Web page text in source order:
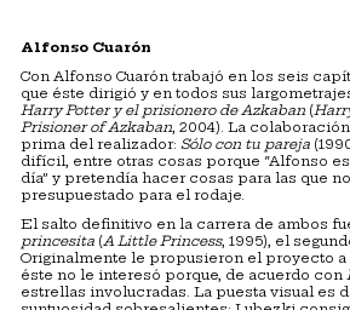
Alfonso Cuarón
Con Alfonso Cuarón trabajó en los seis
que éste dirigió y en todos sus
Harry Potter y el prisionero de Azkaban (
Prisioner of Azkaban, 2004). La
prima del realizador: Sólo con tu pareja
difícil, entre otras cosas porque “Alfonso
día” y pretendía hacer cosas para las que
presupuestado para el rodaje.
El salto definitivo en la carrera de ambos
princesita (A Little Princess, 1995), el
Originalmente le propusieron el proyecto a
éste no le interesó porque, de acuerdo con
estrellas involucradas. La puesta visual es